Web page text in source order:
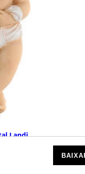
Landi